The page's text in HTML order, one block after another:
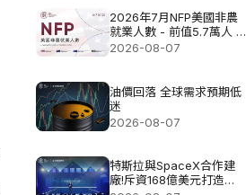
2026年7月NFP美國非農
就業人數 - 前值5.7萬人 預
測值8.3萬
2026-08-07
油價回落 全球需求預期低
迷
2026-08-07
特斯拉與SpaceX合作建
廠!斥資168億美元打造